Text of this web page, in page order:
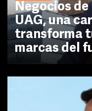
Negocios de
UAG, una
transforma
marcas del